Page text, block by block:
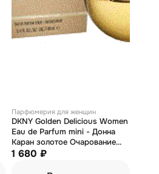
Парфюмерия для женщин
DKNY Golden Delicious Women
Eau de Parfum mini - Донна
Каран золотое Очарование
парфюмированная вода мини
1 680 ₽